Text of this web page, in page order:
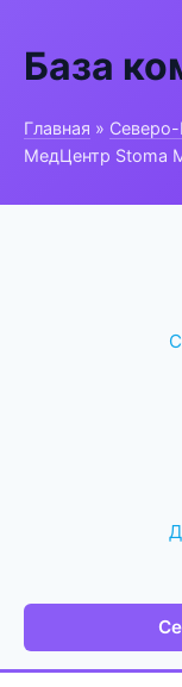
База
Главная » Северо-
МедЦентр Stoma